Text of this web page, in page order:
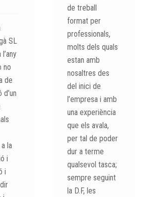
SL
no
de
d’un
la
i
i
de treball
format per
professionals,
molts dels quals
estan amb
nosaltres des
del inici de
l’empresa i amb
una experiència
que els avala,
per tal de poder
dur a terme
qualsevol tasca;
sempre seguint
la D.F, les